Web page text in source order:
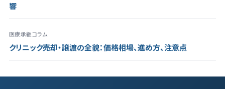
響
医療承継コラム
クリニック売却・譲渡の全貌：価格相場、進め方、注意点